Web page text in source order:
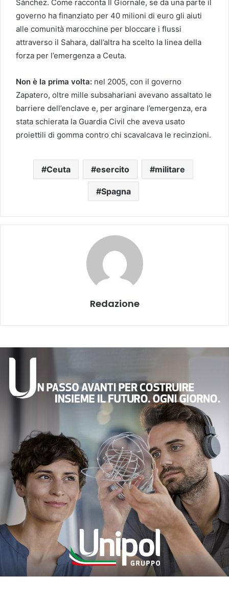
Sánchez. Come racconta Il Giornale, se da una parte il
governo ha finanziato per 40 milioni di euro gli aiuti
alle comunità marocchine per bloccare i flussi
attraverso il Sahara, dall’altra ha scelto la linea della
forza per l’emergenza a Ceuta.
Non è la prima volta: nel 2005, con il governo
Zapatero, oltre mille subsahariani avevano assaltato le
barriere dell’enclave e, per arginare l’emergenza, era
stata schierata la Guardia Civil che aveva usato
proiettili di gomma contro chi scavalcava le recinzioni.
Ceuta esercito militare
Spagna
Redazione